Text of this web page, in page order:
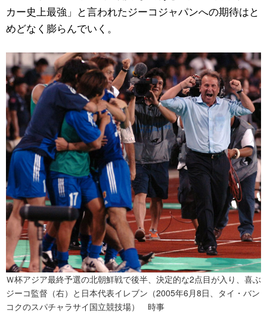
カー史上最強」と言われたジーコジャパンへの期待はと
めどなく膨らんでいく。
Ｗ杯アジア最終予選の北朝鮮戦で後半、決定的な2点目が入り、喜ぶ
ジーコ監督（右）と日本代表イレブン（2005年6月8日、タイ・バン
コクのスパチャラサイ国立競技場） 時事